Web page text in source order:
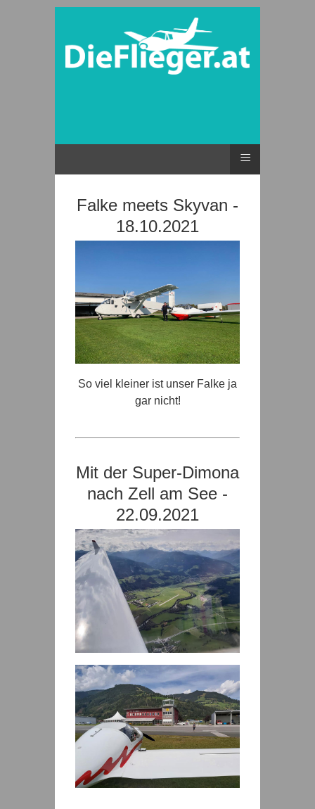
≡
Falke meets Skyvan -
18.10.2021
So viel kleiner ist unser Falke ja
gar nicht!
Mit der Super-Dimona
nach Zell am See -
22.09.2021